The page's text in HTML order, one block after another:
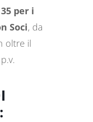
per i
Soci, da
oltre il